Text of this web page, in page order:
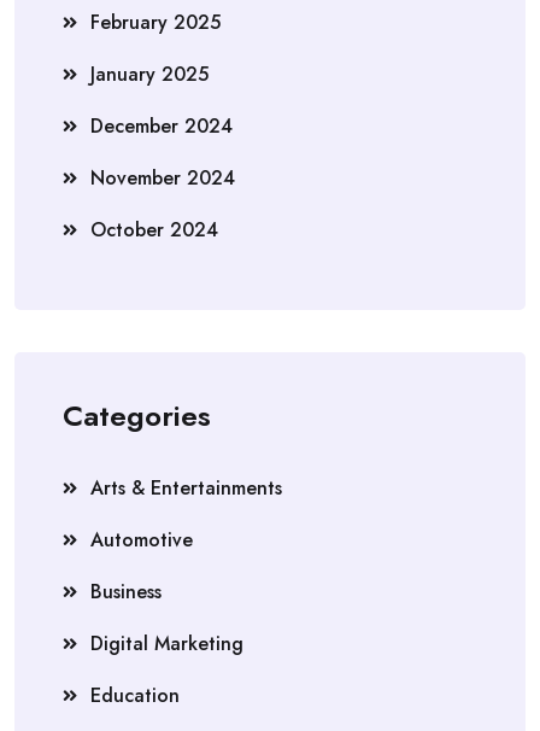
February 2025
January 2025
December 2024
November 2024
October 2024
Categories
Arts & Entertainments
Automotive
Business
Digital Marketing
Education